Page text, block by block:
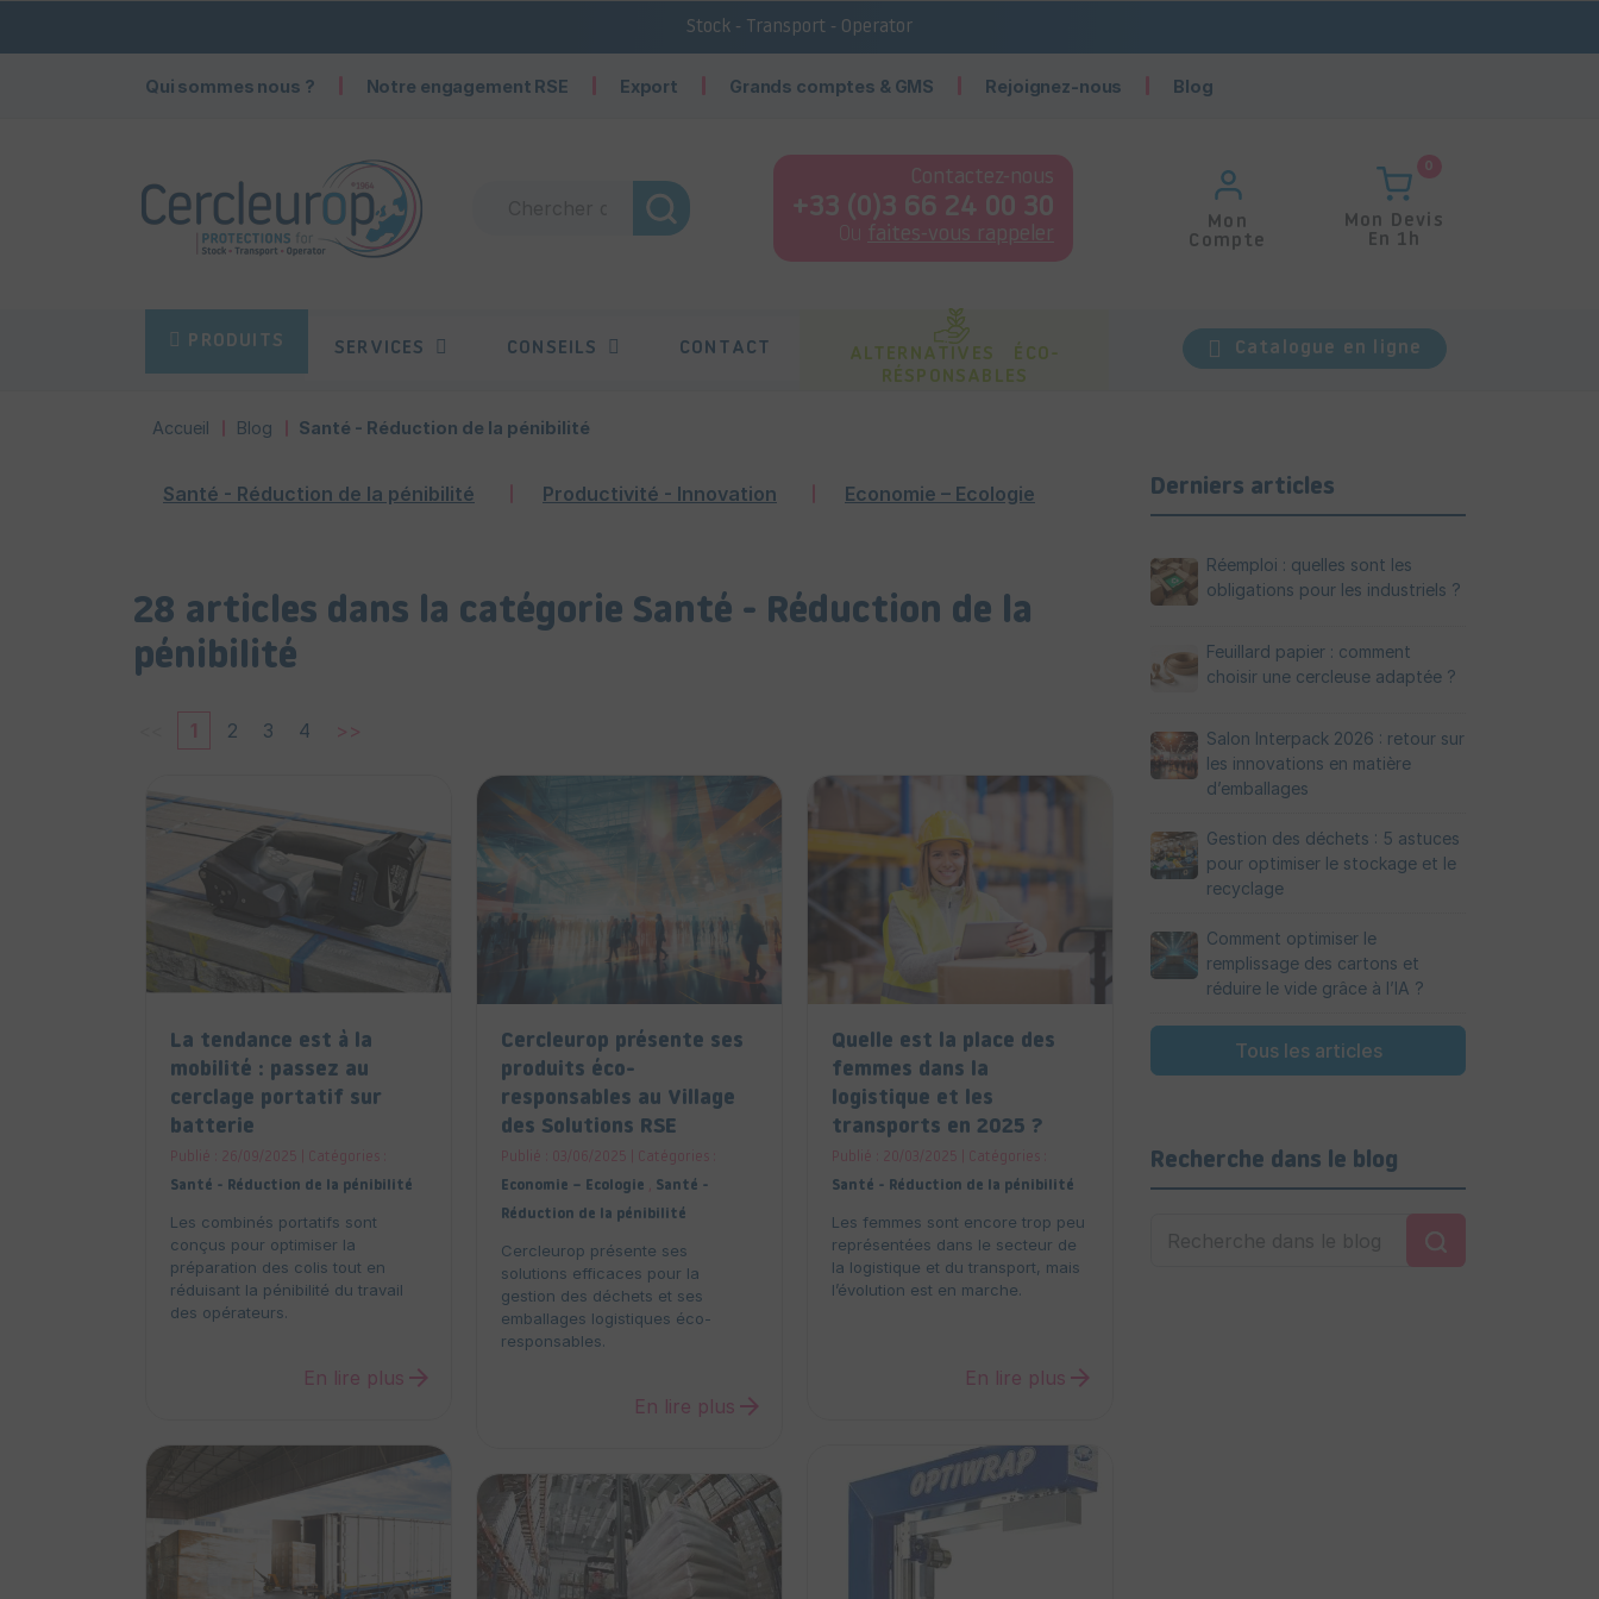
Stock - Transport - Operator
Qui sommes nous ? Notre engagement RSE Export Grands comptes & GMS Rejoignez-nous Blog
Contactez-nous
+33 (0)3 66 24 00 30
Ou faites-vous rappeler
Mon
Compte
0
Mon Devis
En 1h
PRODUITS SERVICES CONSEILS CONTACT
ALTERNATIVES ÉCO-
RÉSPONSABLES
Catalogue en ligne
Accueil Blog Santé - Réduction de la pénibilité
Santé - Réduction de la pénibilité Productivité - Innovation Economie – Ecologie
28 articles dans la catégorie Santé - Réduction de la
pénibilité
1 2 3 4 >>
La tendance est à la
mobilité : passez au
cerclage portatif sur
batterie
Publié : 26/09/2025 | Catégories :
Santé - Réduction de la pénibilité
Les combinés portatifs sont
conçus pour optimiser la
préparation des colis tout en
réduisant la pénibilité du travail
des opérateurs.
En lire plus arrow_forward
Cercleurop présente ses
produits éco-
responsables au Village
des Solutions RSE
Publié : 03/06/2025 | Catégories :
Economie – Ecologie , Santé -
Réduction de la pénibilité
Cercleurop présente ses
solutions efficaces pour la
gestion des déchets et ses
emballages logistiques éco-
responsables.
En lire plus arrow_forward
Quelle est la place des
femmes dans la
logistique et les
transports en 2025 ?
Publié : 20/03/2025 | Catégories :
Santé - Réduction de la pénibilité
Les femmes sont encore trop peu
représentées dans le secteur de
la logistique et du transport, mais
l’évolution est en marche.
En lire plus arrow_forward
Derniers articles
Réemploi : quelles sont les
obligations pour les industriels ?
Feuillard papier : comment
choisir une cercleuse adaptée ?
Salon Interpack 2026 : retour sur
les innovations en matière
d’emballages
Gestion des déchets : 5 astuces
pour optimiser le stockage et le
recyclage
Comment optimiser le
remplissage des cartons et
réduire le vide grâce à l’IA ?
Tous les articles
Recherche dans le blog